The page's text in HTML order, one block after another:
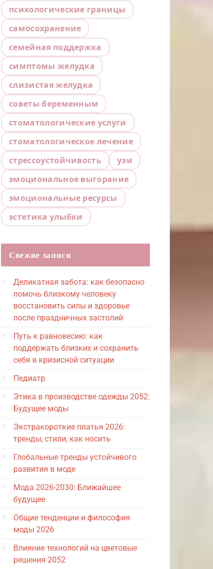
психологические границы
самосохранение
семейная поддержка
симптомы желудка
слизистая желудка
советы беременным
стоматологические услуги
стоматологическое лечение
стрессоустойчивость
узи
эмоциональное выгорание
эмоциональные ресурсы
эстетика улыбки
Свежие записи
Деликатная забота: как безопасно
помочь близкому человеку
восстановить силы и здоровье
после праздничных застолий
Путь к равновесию: как
поддержать близких и сохранить
себя в кризисной ситуации
Педиатр
Этика в производстве одежды 2052:
Будущее моды
Экстракороткие платья 2026:
тренды, стили, как носить
Глобальные тренды устойчивого
развития в моде
Мода 2026-2030: Ближайшее
будущее
Общие тенденции и философия
моды 2026
Влияние технологий на цветовые
решения 2052